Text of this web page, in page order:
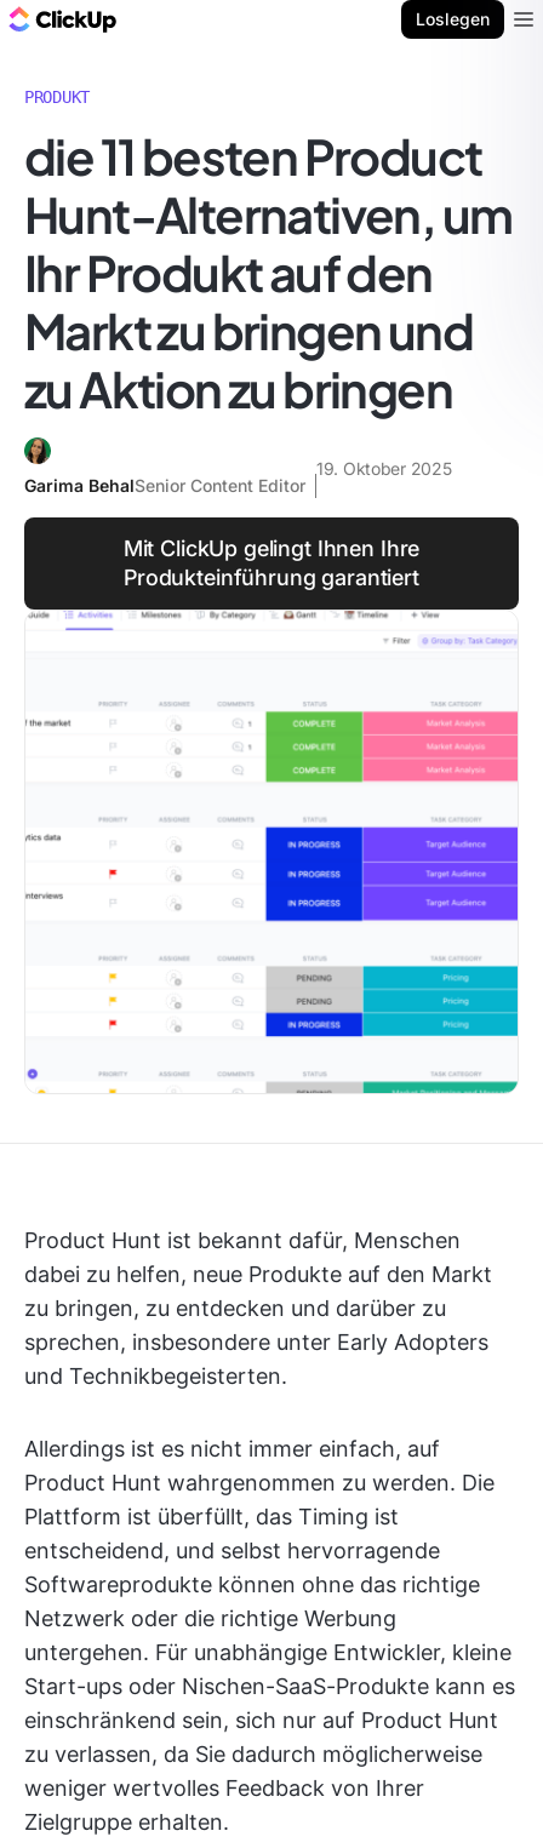
Loslegen
PRODUKT
die 11 besten Product
Hunt-Alternativen, um
Ihr Produkt auf den
Markt zu bringen und
zu Aktion zu bringen
Garima BehalSenior Content Editor
19. Oktober 2025
Mit ClickUp gelingt Ihnen Ihre
Produkteinführung garantiert
Product Hunt ist bekannt dafür, Menschen
dabei zu helfen, neue Produkte auf den Markt
zu bringen, zu entdecken und darüber zu
sprechen, insbesondere unter Early Adopters
und Technikbegeisterten.
Allerdings ist es nicht immer einfach, auf
Product Hunt wahrgenommen zu werden. Die
Plattform ist überfüllt, das Timing ist
entscheidend, und selbst hervorragende
Softwareprodukte können ohne das richtige
Netzwerk oder die richtige Werbung
untergehen. Für unabhängige Entwickler, kleine
Start-ups oder Nischen-SaaS-Produkte kann es
einschränkend sein, sich nur auf Product Hunt
zu verlassen, da Sie dadurch möglicherweise
weniger wertvolles Feedback von Ihrer
Zielgruppe erhalten.